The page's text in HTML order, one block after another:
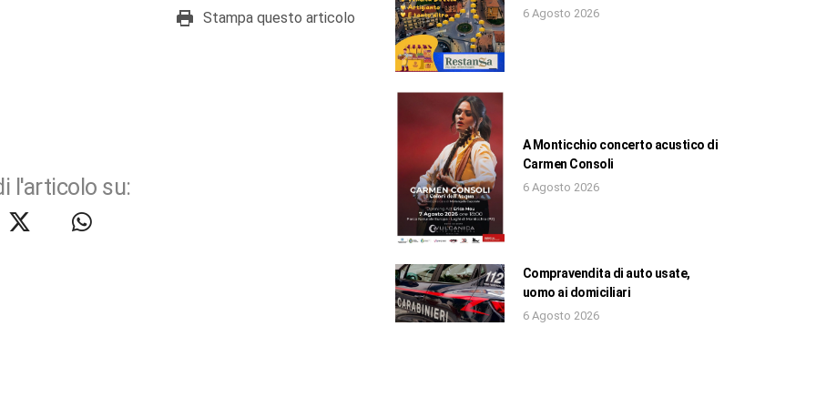
Stampa questo articolo
l'articolo su:
6 Agosto 2026
A Monticchio concerto acustico di
Carmen Consoli
6 Agosto 2026
Compravendita di auto usate,
uomo ai domiciliari
6 Agosto 2026